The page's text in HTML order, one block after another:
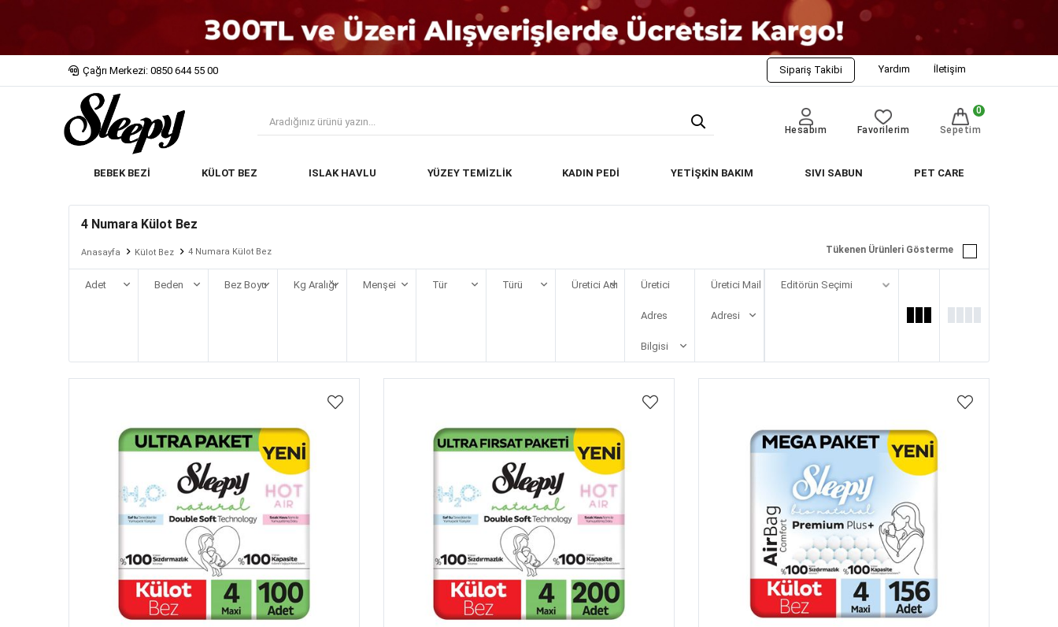
Çağrı Merkezi: 0850 644 55 00 Sipariş Takibi Yardım İletişim
Hesabım Favorilerim Sepetim
0
BEBEK BEZİ KÜLOT BEZ ISLAK HAVLU YÜZEY TEMİZLİK KADIN PEDİ YETİŞKİN BAKIM SIVI SABUN PET CARE
4 Numara Külot Bez
Anasayfa Külot Bez 4 Numara Külot Bez Tükenen Ürünleri Gösterme
Adet Beden Bez Boyu Kg Aralığı Menşei Tür Türü Üretici Adı Üretici
Adres
Bilgisi
Üretici Mail
Adresi